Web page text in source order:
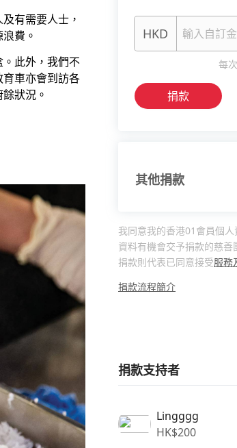
有需要人士，
費。
此外，我們不
車亦會到訪各
狀況。
HKD
每
捐款
其他捐款
我同意我的香港01會員個
資料有機會交予捐款的慈善
捐款則代表已同意接受服務
捐款流程簡介
捐款支持者
Lingggg
HK$200